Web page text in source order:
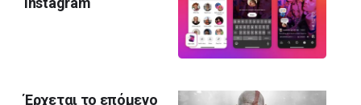
Έρχεται το επόμενο